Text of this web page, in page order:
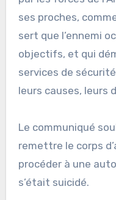
ses proches,
sert que l’ennemi
objectifs, et qui
services de
leurs causes, leurs
Le communiqué
remettre le corps
procéder à une
s’était suicidé.